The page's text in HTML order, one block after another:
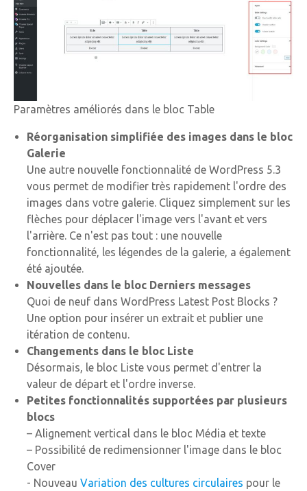
Paramètres améliorés dans le bloc Table
Réorganisation simplifiée des images dans le bloc
Galerie
Une autre nouvelle fonctionnalité de WordPress 5.3
vous permet de modifier très rapidement l'ordre des
images dans votre galerie. Cliquez simplement sur les
flèches pour déplacer l'image vers l'avant et vers
l'arrière. Ce n'est pas tout : une nouvelle
fonctionnalité, les légendes de la galerie, a également
été ajoutée.
Nouvelles dans le bloc Derniers messages
Quoi de neuf dans WordPress Latest Post Blocks ?
Une option pour insérer un extrait et publier une
itération de contenu.
Changements dans le bloc Liste
Désormais, le bloc Liste vous permet d'entrer la
valeur de départ et l'ordre inverse.
Petites fonctionnalités supportées par plusieurs
blocs
– Alignement vertical dans le bloc Média et texte
– Possibilité de redimensionner l'image dans le bloc
Cover
- NouveauVariation des cultures circulaires pour le